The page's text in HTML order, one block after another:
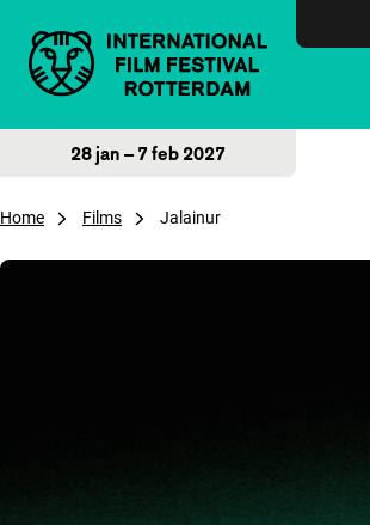
28 jan – 7 feb 2027
Home Films Jalainur